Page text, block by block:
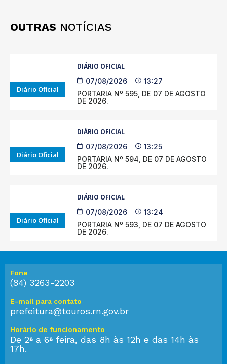
OUTRAS NOTÍCIAS
Diário Oficial
DIÁRIO OFICIAL
07/08/2026
13:27
PORTARIA Nº 595, DE 07 DE AGOSTO
DE 2026.
Diário Oficial
DIÁRIO OFICIAL
07/08/2026
13:25
PORTARIA Nº 594, DE 07 DE AGOSTO
DE 2026.
Diário Oficial
DIÁRIO OFICIAL
07/08/2026
13:24
PORTARIA Nº 593, DE 07 DE AGOSTO
DE 2026.
Fone
(84) 3263-2203
E-mail para contato
prefeitura@touros.rn.gov.br
Horário de funcionamento
De 2ª a 6ª feira, das 8h às 12h e das 14h às
17h.